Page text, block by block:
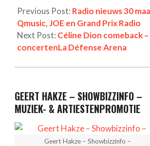
Previous Post: Radio nieuws 30
Qmusic, JOE en Grand Prix Radio
Next Post: Céline Dion comeback
concertenLa Défense Arena
GEERT HAKZE – SHOWBIZZINFO –
MUZIEK- & ARTIESTENPROMOTIE
Geert Hakze – Showbizzinfo –